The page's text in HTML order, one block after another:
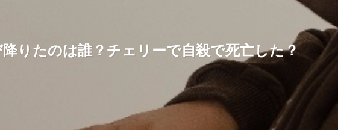
りたのは誰？チェリーで自殺で死亡した？